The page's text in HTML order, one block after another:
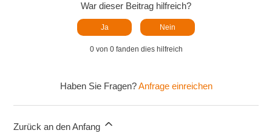
War dieser Beitrag hilfreich?
Ja Nein
0 von 0 fanden dies hilfreich
Haben Sie Fragen?Anfrage einreichen
Zurück an den Anfang